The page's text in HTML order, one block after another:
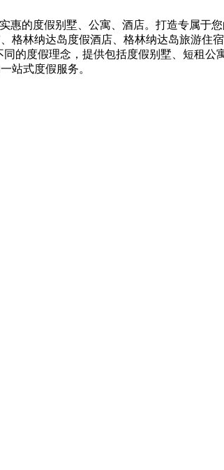
惠的度假别墅、公寓、酒店。打造专属
格林纳达岛度假酒店、格林纳达岛旅游住
的度假理念，提供包括度假别墅、短租
站式度假服务。